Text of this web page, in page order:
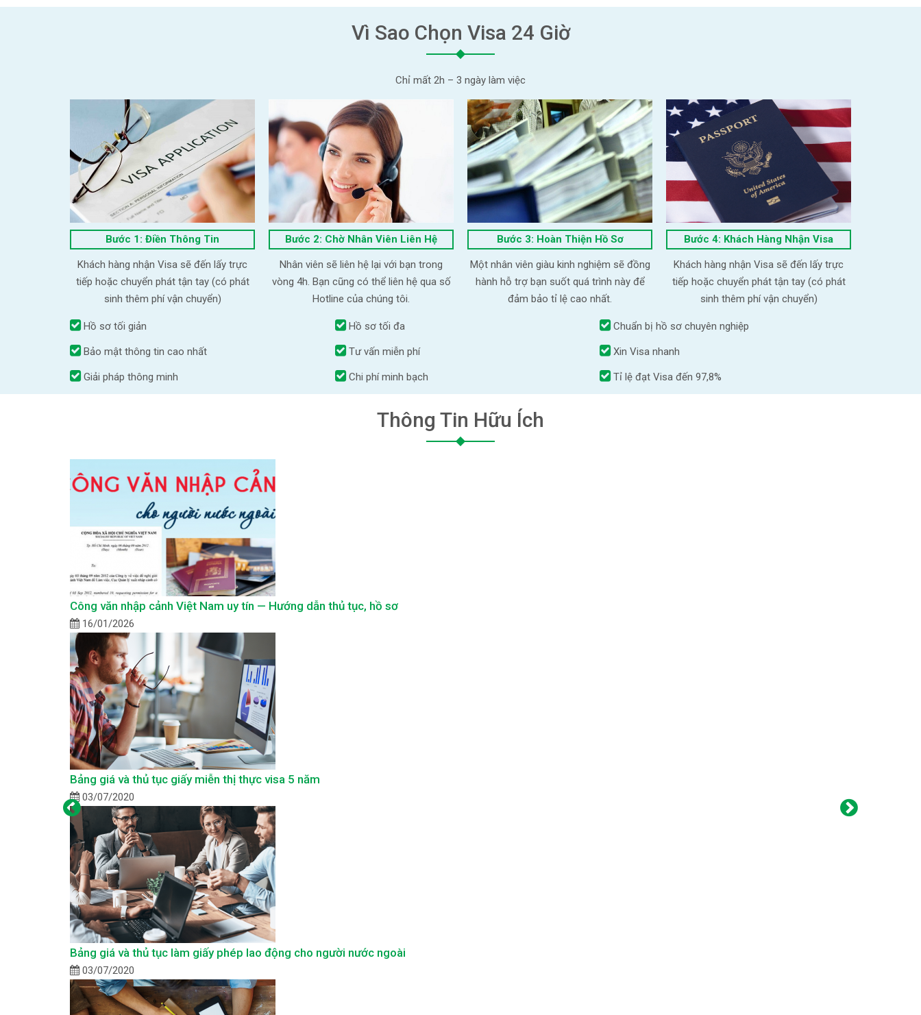
Vì Sao Chọn Visa 24 Giờ
Chỉ mất 2h – 3 ngày làm việc
Bước 1: Điền Thông Tin
Khách hàng nhận Visa sẽ đến lấy trực
tiếp hoặc chuyển phát tận tay (có phát
sinh thêm phí vận chuyển)
Bước 2: Chờ Nhân Viên Liên Hệ
Nhân viên sẽ liên hệ lại với bạn trong
vòng 4h. Bạn cũng có thể liên hệ qua số
Hotline của chúng tôi.
Bước 3: Hoàn Thiện Hồ Sơ
Một nhân viên giàu kinh nghiệm sẽ đồng
hành hỗ trợ bạn suốt quá trình này để
đảm bảo tỉ lệ cao nhất.
Bước 4: Khách Hàng Nhận Visa
Khách hàng nhận Visa sẽ đến lấy trực
tiếp hoặc chuyển phát tận tay (có phát
sinh thêm phí vận chuyển)
Hồ sơ tối giản
Bảo mật thông tin cao nhất
Giải pháp thông minh
Hồ sơ tối đa
Tư vấn miễn phí
Chi phí minh bạch
Chuẩn bị hồ sơ chuyên nghiệp
Xin Visa nhanh
Tỉ lệ đạt Visa đến 97,8%
Thông Tin Hữu Ích
Công văn nhập cảnh Việt Nam uy tín — Hướng dẫn thủ tục, hồ sơ
16/01/2026
Bảng giá và thủ tục giấy miễn thị thực visa 5 năm
03/07/2020
Bảng giá và thủ tục làm giấy phép lao động cho người nước ngoài
03/07/2020